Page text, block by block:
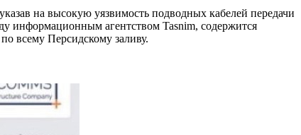
на высокую уязвимость подводных кабелей передачи
информационным агентством Tasnim, содержится
всему Персидскому заливу.